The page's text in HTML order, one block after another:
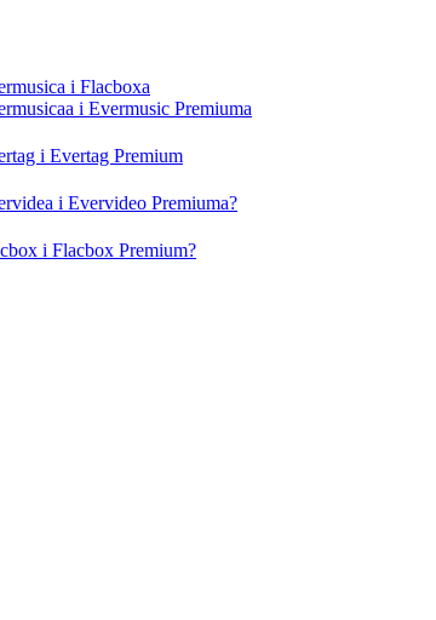
i Flacboxa
i Evermusic Premiuma
i Evertag Premium
i Evervideo Premiuma?
i Flacbox Premium?